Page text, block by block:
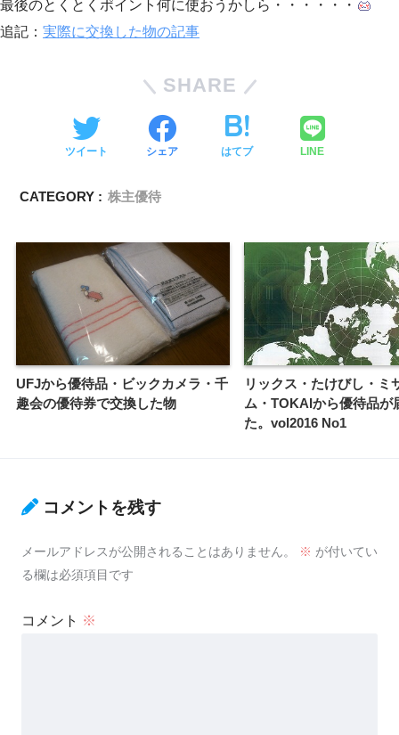
最後のとくとくポイント何に使おうかしら・・・・・・
追記： 実際に交換した物の記事
SHARE
ツイート シェア はてブ LINE
CATEGORY : 株主優待
UFJから優待品・ビックカメラ・千
趣会の優待券で交換した物
リックス・たけびし・ミ
ム・TOKAIから優待品が
た。vol2016 No1
コメントを残す
メールアドレスが公開されることはありません。 ※ が付いてい
る欄は必須項目です
コメント ※